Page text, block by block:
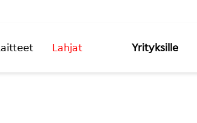
Lahjat Yrityksille